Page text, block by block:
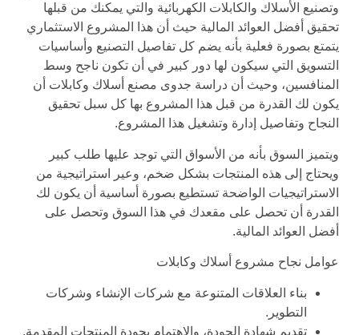
وتصنيع الأسلاك والكابلات الكهربائية والتي يمكنك من قبلها
تحقيق أفضل العوائد المالية حيث أن هذا المشروع الاستثماري
يتمتع بصورة فعلية بأنه يضم كل تفاصيل التصنيع وأساسيات
التسويق التي سيكون لها دور كبير في أن تكون ناجح وسط
المنافسين، وحيث أن دراسة جدوى مصنع أسلاك وكابلات أن
يكون لك القدرة من قبل هذا المشروع بها كل سبل تحقيق
النجاح وتفاصيل إدارة وتشغيل هذا المشروع.
ويتميز السوق بأنه من الأسواق التي توجد عليها طلب كبير
ويحتاج إلى هذه المنتجات بشكل ضخم، وعير استراتيجية من
الاستراتيجيات الواضحة تستطيع بصورة أساسية أن يكون لك
القدرة أن تحصل على مقعدك في هذا السوق وتحصل على
أفضل العوائد المالية.
عوامل نجاح مشروع أسلاك وكابلات
بناء العلاقات المتنوعة مع شركات الإنشاء وشركات
التطوير.
تقديم شهادة الجودة، والاهتمام بجودة المنتجات المقدمة.